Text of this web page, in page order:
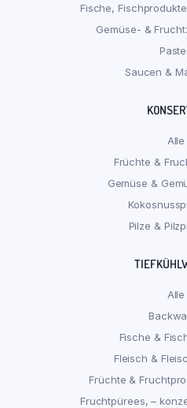
Fische,
Gemüse- &
Saucen &
Alle
Früchte &
Gemüse &
Pilze &
Alle
Fische &
Fleisch &
Früchte &
Fruchtpürees, –